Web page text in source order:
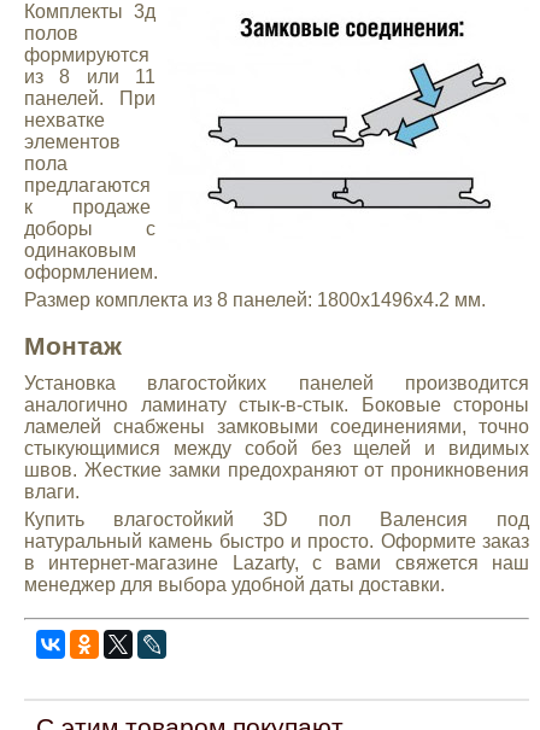
Комплекты 3д
полов
формируются
из 8 или 11
панелей. При
нехватке
элементов
пола
предлагаются
к продаже
доборы с
одинаковым
оформлением.
Размер комплекта из 8 панелей: 1800х1496х4.2 мм.
Монтаж
Установка влагостойких панелей производится
аналогично ламинату стык-в-стык. Боковые стороны
ламелей снабжены замковыми соединениями, точно
стыкующимися между собой без щелей и видимых
швов. Жесткие замки предохраняют от проникновения
влаги.
Купить влагостойкий 3D пол Валенсия под
натуральный камень быстро и просто. Оформите заказ
в интернет-магазине Lazarty, с вами свяжется наш
менеджер для выбора удобной даты доставки.